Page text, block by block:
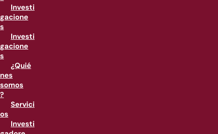
Investi
gacione
s
Investi
gacione
s
¿Quié
nes
somos
?
Servici
os
Investi